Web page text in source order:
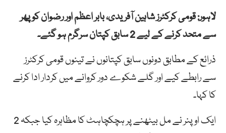
لاہور: قومی کرکٹرز شاہین آفریدی، بابر اعظم اور رضوان کو پھر
سے متحد کرنے کے لیے 2 سابق کپتان سرگرم ہو گئے۔
ذرائع کے مطابق دونوں سابق کپتانوں نے تینوں قومی کرکٹرز
سے رابطے کیے اور گلے شکوے دور کروانے میں کردار ادا کرنے
کا کہا۔
ایک اوپنر نے مل بیٹھنے پر ہچکچاہٹ کا مظاہرہ کیا جبکہ 2